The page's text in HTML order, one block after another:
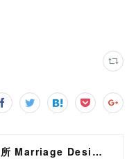
吉祥寺の結婚相談所 Marriage Design Agency